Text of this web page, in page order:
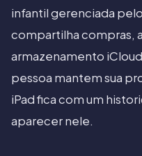
infantil gerenciada
compartilha compras,
armazenamento
pessoa mantem sua
iPad fica com um
aparecer nele.